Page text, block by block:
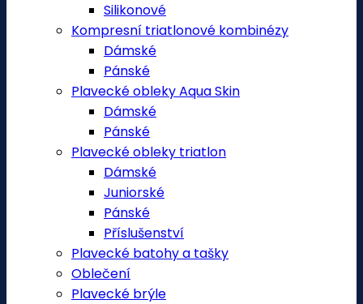
Silikonové
Kompresní triatlonové kombinézy
Dámské
Pánské
Plavecké obleky Aqua Skin
Dámské
Pánské
Plavecké obleky triatlon
Dámské
Juniorské
Pánské
Příslušenství
Plavecké batohy a tašky
Oblečení
Plavecké brýle